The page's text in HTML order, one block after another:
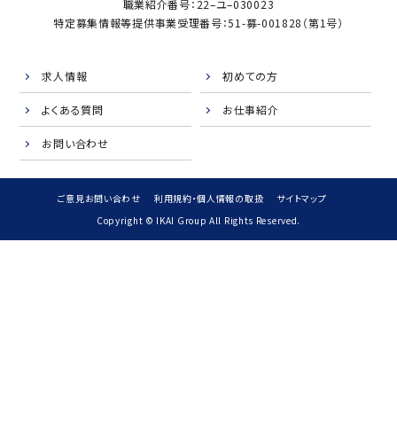
職業紹介番号：22–ユ–030023
特定募集情報等提供事業受理番号：51-募-001828（第1号）
求人情報 初めての方
よくある質問 お仕事紹介
お問い合わせ
ご意見お問い合わせ 利用規約・個人情報の取扱
サイトマップ
Copyright © IKAI Group All Rights Reserved.